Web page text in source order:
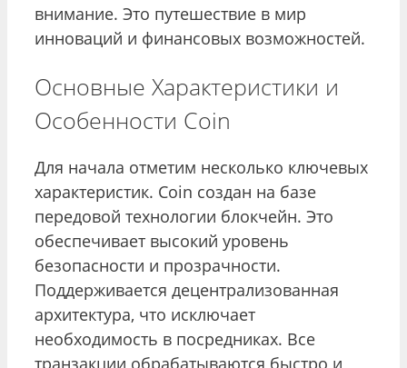
внимание. Это путешествие в мир
инноваций и финансовых возможностей.
Основные Характеристики и
Особенности Coin
Для начала отметим несколько ключевых
характеристик. Coin создан на базе
передовой технологии блокчейн. Это
обеспечивает высокий уровень
безопасности и прозрачности.
Поддерживается децентрализованная
архитектура, что исключает
необходимость в посредниках. Все